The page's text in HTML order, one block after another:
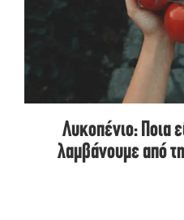
Λυκοπένιο: Ποια
λαμβάνουμε από